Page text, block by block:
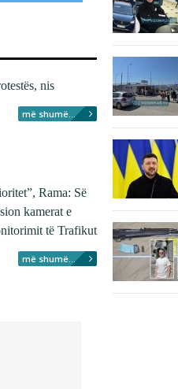
nis
më shumë...
Rama: Së
kamerat e
të Trafikut
më shumë...